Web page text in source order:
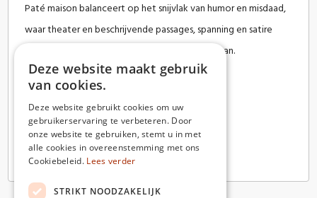
Paté maisonbalanceert op het snijvlak van humor en misdaad,
waar theater en beschrijvende passages, spanning en satire
naadloos samenvloeien in een verrassende roman.
Deze website maakt gebruik
van cookies.
Deze website gebruikt cookies om uw
gebruikerservaring te verbeteren. Door
onze website te gebruiken, stemt u in met
alle cookies in overeenstemming met ons
Cookiebeleid. Lees verder
STRIKT NOODZAKELIJK